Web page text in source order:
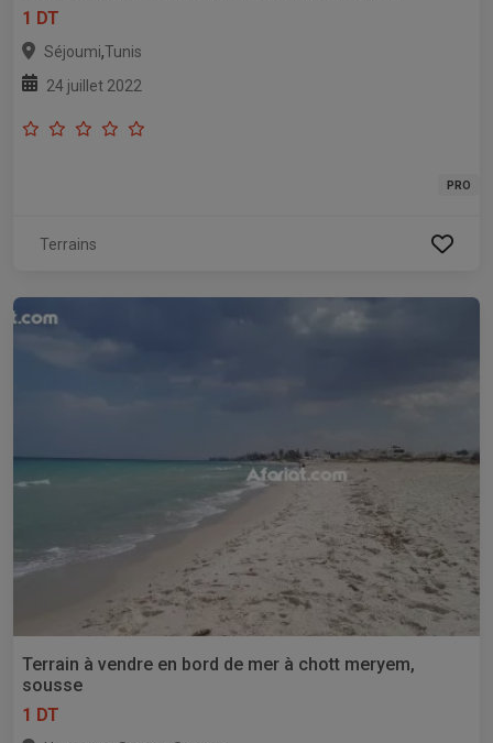
1 DT
Séjoumi,Tunis
24 juillet 2022
PRO
Terrains
Terrain à vendre en bord de mer à chott meryem,
sousse
1 DT